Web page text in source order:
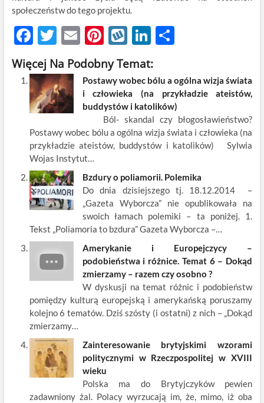
społeczeństw do tego projektu.
F
ac
e
b
o
o
k
T
w
itt
er
E
m
ail
Pi
nt
er
es
t
W
k
o
p
Li
k
e
dI
n
S
ar
e
Więcej Na Podobny Temat:
Postawy wobec bólu a ogólna wizja świata
i człowieka (na przykładzie ateistów,
buddystów i katolików)
Ból- skandal czy błogosławieństwo?
Postawy wobec bólu a ogólna wizja świata i człowieka (na
przykładzie ateistów, buddystów i katolików) Sylwia
Wojas Instytut…
Bzdury o poliamorii. Polemika
Do dnia dzisiejszego tj. 18.12.2014 –
„Gazeta Wyborcza” nie opublikowała na
swoich łamach polemiki – ta poniżej. 1.
Tekst „Poliamoria to bzdura” Gazeta Wyborcza –…
Amerykanie i Europejczycy –
podobieństwa i różnice. Temat 6 – Dokąd
zmierzamy – razem czy osobno ?
W dyskusji na temat różnic i podobieństw
pomiędzy kulturą europejską i amerykańską poruszamy
kolejno 6 tematów. Dziś szósty (i ostatni) z nich – „Dokąd
zmierzamy…
Zainteresowanie brytyjskimi wzorami
politycznymi w Rzeczpospolitej w XVIII
wieku
Polska ma do Brytyjczyków pewien
zadawniony żal. Polacy wyrzucają im, że, mimo, iż oba